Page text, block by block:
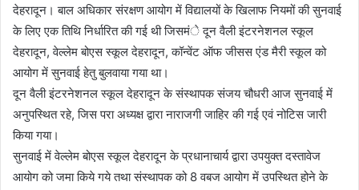
देहरादून। बाल अधिकार संरक्षण आयोग में विद्यालयों के खिलाफ नियमों की सुनवाई
के लिए एक तिथि निर्धारित की गई थी जिसमंे दून वैली इंटरनेशनल स्कूल
देहरादून, वेल्लेम बोएस स्कूल देहरादून, कॉन्वेंट ऑफ जीसस एंड मैरी स्कूल को
आयोग में सुनवाई हेतु बुलवाया गया था।
दून वैली इंटरनेशनल स्कूल देहरादून के संस्थापक संजय चौधरी आज सुनवाई में
अनुपस्थित रहे, जिस परा अध्यक्ष द्वारा नाराजगी जाहिर की गई एवं नोटिस जारी
किया गया।
सुनवाई में वेल्लेम बोएस स्कूल देहरादून के प्रधानाचार्य द्वारा उपयुक्त दस्तावेज
आयोग को जमा किये गये तथा संस्थापक को 8 वबज आयोग में उपस्थित होने के